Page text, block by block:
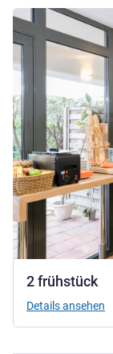
2 frühstück
Details ansehen
Details ansehen